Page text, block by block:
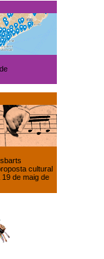
cultural
de maig de